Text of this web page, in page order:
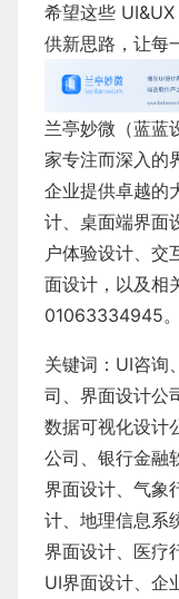
希望这些
供新思路，让每
兰亭妙微（蓝蓝
家专注而深入的
企业提供卓越的
计
桌面端界面
户体验设计
交
面设计 ，以及相
01063334945。
关键词： UI咨询
司、界面设计公
数据可视化设计
公司
银行金融
界面设计
气象
计
地理信息系
界面设计
医疗
UI界面设计
企